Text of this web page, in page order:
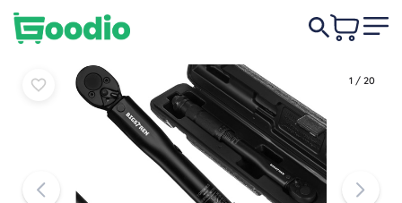
1 / 20
-5% 6 250 Ft
Kosárba